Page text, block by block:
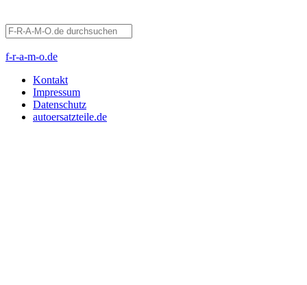
f-r-a-m-o.de
Kontakt
Impressum
Datenschutz
autoersatzteile.de